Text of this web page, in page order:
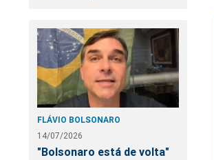
FLÁVIO BOLSONARO
14/07/2026
"Bolsonaro está de volta"